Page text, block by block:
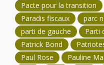
Pacte pour la transition
Paradis fiscaux
parc
parti de gauche
Parti
Patrick Bond
Paul Rose
Pauline